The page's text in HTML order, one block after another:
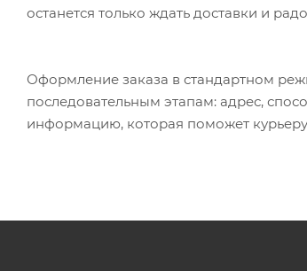
останется только ждать доставки и
Оформление заказа в стандартном
последовательным этапам: адрес,
информацию, которая поможет